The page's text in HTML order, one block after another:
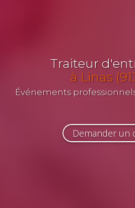
Traiteur
à Linas
Événements
Demander un